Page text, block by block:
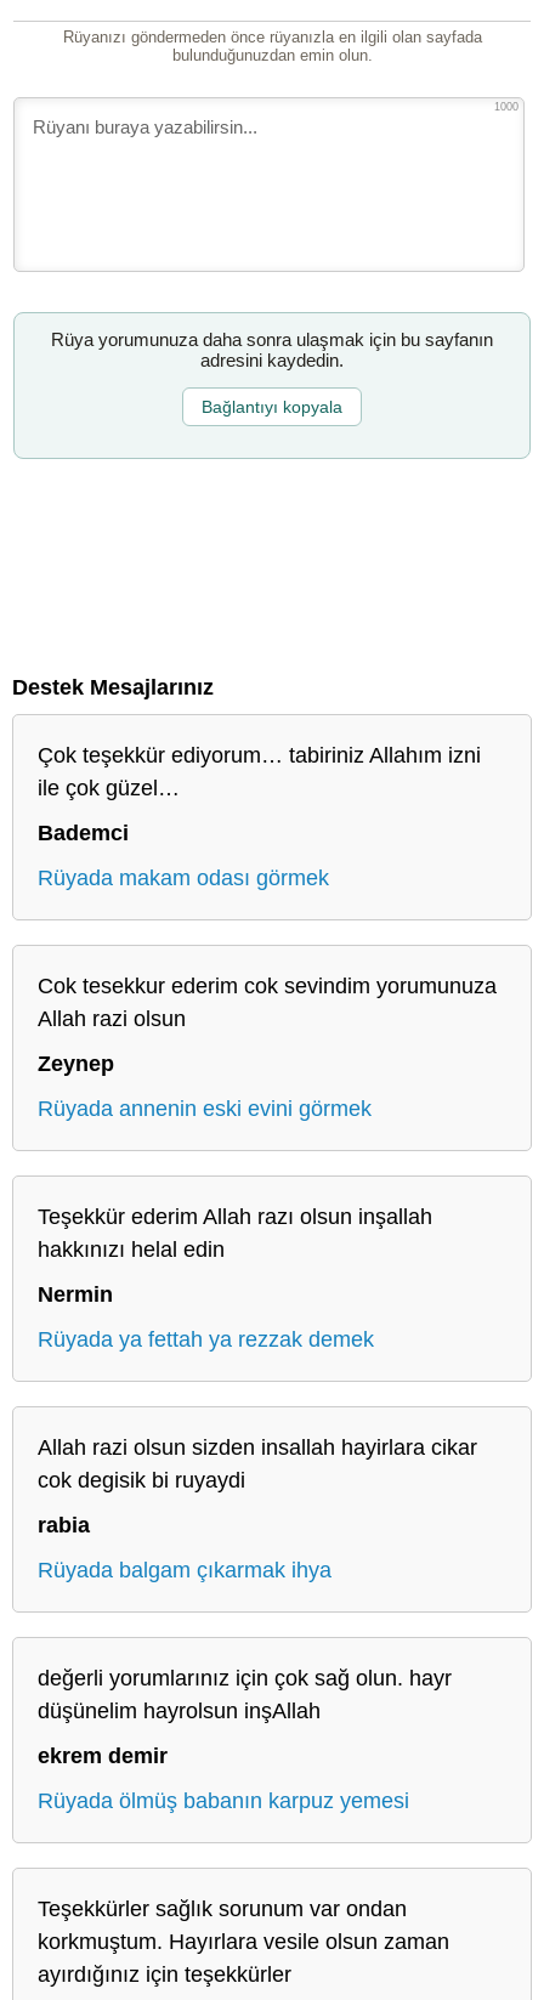
Rüyanızı göndermeden önce rüyanızla en ilgili olan sayfada
bulunduğunuzdan emin olun.
1000
Rüya yorumunuza daha sonra ulaşmak için bu sayfanın
adresini kaydedin.
Bağlantıyı kopyala
Destek Mesajlarınız
Çok teşekkür ediyorum… tabiriniz Allahım izni
ile çok güzel…
Bademci
Rüyada makam odası görmek
Cok tesekkur ederim cok sevindim yorumunuza
Allah razi olsun
Zeynep
Rüyada annenin eski evini görmek
Teşekkür ederim Allah razı olsun inşallah
hakkınızı helal edin
Nermin
Rüyada ya fettah ya rezzak demek
Allah razi olsun sizden insallah hayirlara cikar
cok degisik bi ruyaydi
rabia
Rüyada balgam çıkarmak ihya
değerli yorumlarınız için çok sağ olun. hayr
düşünelim hayrolsun inşAllah
ekrem demir
Rüyada ölmüş babanın karpuz yemesi
Teşekkürler sağlık sorunum var ondan
korkmuştum. Hayırlara vesile olsun zaman
ayırdığınız için teşekkürler